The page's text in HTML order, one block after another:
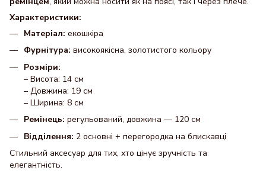
Характеристики:
Матеріал: екошкіра
Фурнітура: високоякісна, золотистого кольору
Розміри:
– Висота: 14 см
– Довжина: 19 см
– Ширина: 8 см
Ремінець: регульований, довжина — 120 см
Відділення: 2 основні + перегородка на блискавці
Стильний аксесуар для тих, хто цінує зручність та
елегантність.